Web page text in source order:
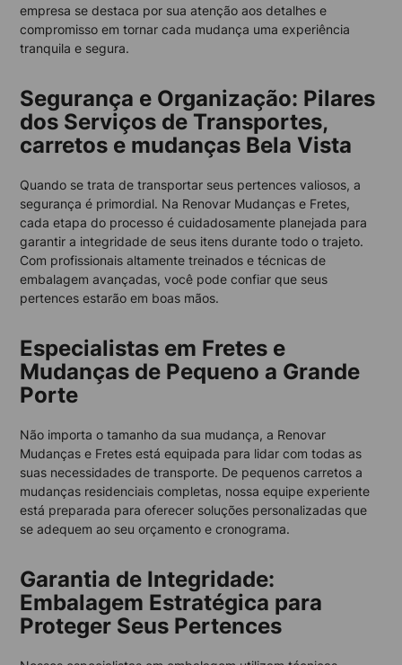
empresa se destaca por sua atenção aos detalhes e
compromisso em tornar cada mudança uma experiência
tranquila e segura.
Segurança e Organização: Pilares
dos Serviços de Transportes,
carretos e mudanças Bela Vista
Quando se trata de transportar seus pertences valiosos, a
segurança é primordial. Na Renovar Mudanças e Fretes,
cada etapa do processo é cuidadosamente planejada para
garantir a integridade de seus itens durante todo o trajeto.
Com profissionais altamente treinados e técnicas de
embalagem avançadas, você pode confiar que seus
pertences estarão em boas mãos.
Especialistas em Fretes e
Mudanças de Pequeno a Grande
Porte
Não importa o tamanho da sua mudança, a Renovar
Mudanças e Fretes está equipada para lidar com todas as
suas necessidades de transporte. De pequenos carretos a
mudanças residenciais completas, nossa equipe experiente
está preparada para oferecer soluções personalizadas que
se adequem ao seu orçamento e cronograma.
Garantia de Integridade:
Embalagem Estratégica para
Proteger Seus Pertences